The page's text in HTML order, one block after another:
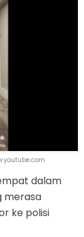
dalam
merasa
ke polisi